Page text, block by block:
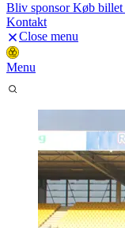
Bliv sponsorKøb billet
Kontakt
Close menu
Menu